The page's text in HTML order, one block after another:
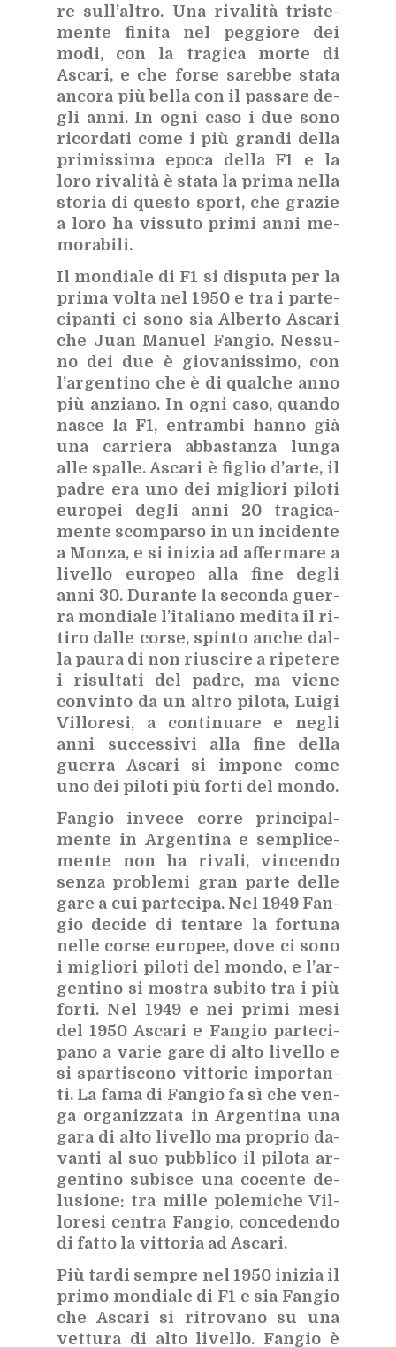
re sul­l’al­tro. Una ri­va­li­tà tri­ste­
men­te fi­ni­ta nel peg­gio­re dei
modi, con la tra­gi­ca mor­te di
Asca­ri, e che for­se sa­reb­be sta­ta
an­co­ra più bel­la con il pas­sa­re de­
gli anni. In ogni caso i due sono
ri­cor­da­ti come i più gran­di del­la
pri­mis­si­ma epo­ca del­la F1 e la
loro ri­va­li­tà è sta­ta la pri­ma nel­la
sto­ria di que­sto sport, che gra­zie
a loro ha vis­su­to pri­mi anni me­
mo­ra­bi­li.
Il mon­dia­le di F1 si di­spu­ta per la
pri­ma vol­ta nel 1950 e tra i par­te­
ci­pan­ti ci sono sia Al­ber­to Asca­ri
che Juan Ma­nuel Fan­gio. Nes­su­
no dei due è gio­va­nis­si­mo, con
l’ar­gen­ti­no che è di qual­che anno
più an­zia­no. In ogni caso, quan­do
na­sce la F1, en­tram­bi han­no già
una car­rie­ra ab­ba­stan­za lun­ga
alle spal­le. Asca­ri è fi­glio d’ar­te, il
pa­dre era uno dei mi­glio­ri pi­lo­ti
eu­ro­pei de­gli anni 20 tra­gi­ca­
men­te scom­par­so in un in­ci­den­te
a Mon­za, e si ini­zia ad af­fer­ma­re a
li­vel­lo eu­ro­peo alla fine de­gli
anni 30. Du­ran­te la se­con­da guer­
ra mon­dia­le l’i­ta­lia­no me­di­ta il ri­
ti­ro dal­le cor­se, spin­to an­che dal­
la pau­ra di non riu­sci­re a ri­pe­te­re
i ri­sul­ta­ti del pa­dre, ma vie­ne
con­vin­to da un al­tro pi­lo­ta, Lui­gi
Vil­lo­re­si, a con­ti­nua­re e ne­gli
anni suc­ces­si­vi alla fine del­la
guer­ra Asca­ri si im­po­ne come
uno dei pi­lo­ti più for­ti del mon­do.
Fan­gio in­ve­ce cor­re prin­ci­pal­
men­te in Ar­gen­ti­na e sem­pli­ce­
men­te non ha ri­va­li, vin­cen­do
sen­za pro­ble­mi gran par­te del­le
gare a cui par­te­ci­pa. Nel 1949 Fan­
gio de­ci­de di ten­ta­re la for­tu­na
nel­le cor­se eu­ro­pee, dove ci sono
i mi­glio­ri pi­lo­ti del mon­do, e l’ar­
gen­ti­no si mo­stra su­bi­to tra i più
for­ti. Nel 1949 e nei pri­mi mesi
del 1950 Asca­ri e Fan­gio par­te­ci­
pa­no a va­rie gare di alto li­vel­lo e
si spar­ti­sco­no vit­to­rie im­por­tan­
ti. La fama di Fan­gio fa sì che ven­
ga or­ga­niz­za­ta in Ar­gen­ti­na una
gara di alto li­vel­lo ma pro­prio da­
van­ti al suo pub­bli­co il pi­lo­ta ar­
gen­ti­no su­bi­sce una co­cen­te de­
lu­sio­ne: tra mil­le po­le­mi­che Vil­
lo­re­si cen­tra Fan­gio, con­ce­den­do
di fat­to la vit­to­ria ad Asca­ri.
Più tar­di sem­pre nel 1950 ini­zia il
pri­mo mon­dia­le di F1 e sia Fan­gio
che Asca­ri si ri­tro­va­no su una
vet­tu­ra di alto li­vel­lo. Fan­gio è